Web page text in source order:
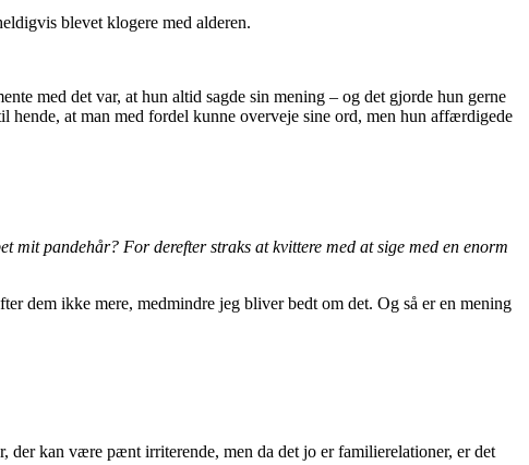
blevet klogere med alderen.
med det var, at hun altid sagde sin mening – og det gjorde hun gerne
hende, at man med fordel kunne overveje sine ord, men hun affærdigede
pandehår? For derefter straks at kvittere med at sige med en enorm
dem ikke mere, medmindre jeg bliver bedt om det. Og så er en mening
der kan være pænt irriterende, men da det jo er familierelationer, er det